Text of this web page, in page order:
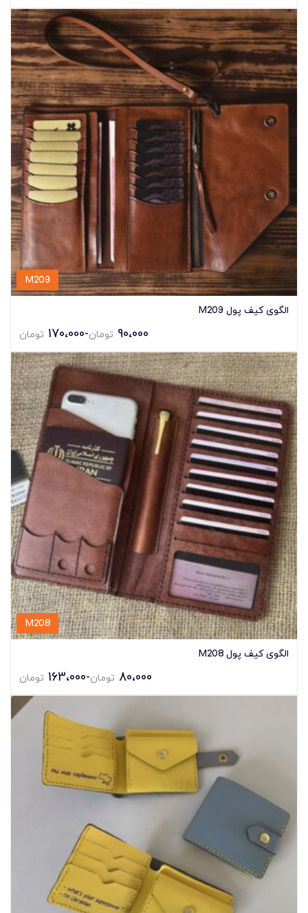
M209
الگوی کیف پول M209
90،000 تومان-170،000 تومان
M208
الگوی کیف پول M208
80،000 تومان-163،000 تومان